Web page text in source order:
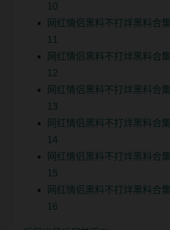
10
网红情侣黑料不打烊黑料合
11
网红情侣黑料不打烊黑料合
12
网红情侣黑料不打烊黑料合
13
网红情侣黑料不打烊黑料合
14
网红情侣黑料不打烊黑料合
15
网红情侣黑料不打烊黑料合
16